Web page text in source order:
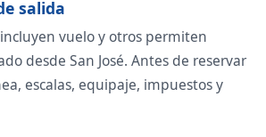
salida
vuelo y otros permiten
desde San José. Antes de reservar
escalas, equipaje, impuestos y